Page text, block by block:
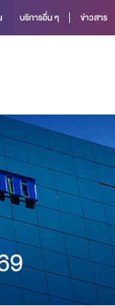
บริการอื่น ๆ ข่าวสาร